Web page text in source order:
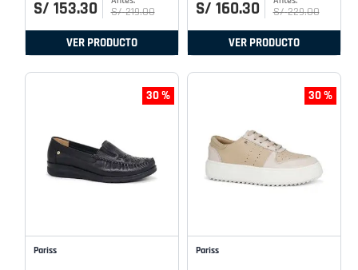
S/ 153.30 S/ 219.00
VER PRODUCTO
S/ 160.30 S/ 229.00
VER PRODUCTO
30 %
Pariss
30 %
Pariss